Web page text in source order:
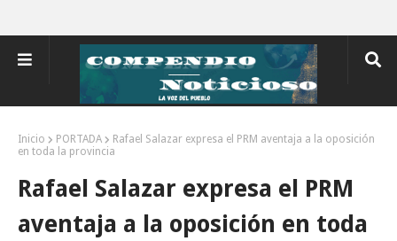
Inicio PORTADA
Rafael Salazar expresa el PRM aventaja a la oposición
en toda la provincia
Rafael Salazar expresa el PRM
aventaja a la oposición en toda